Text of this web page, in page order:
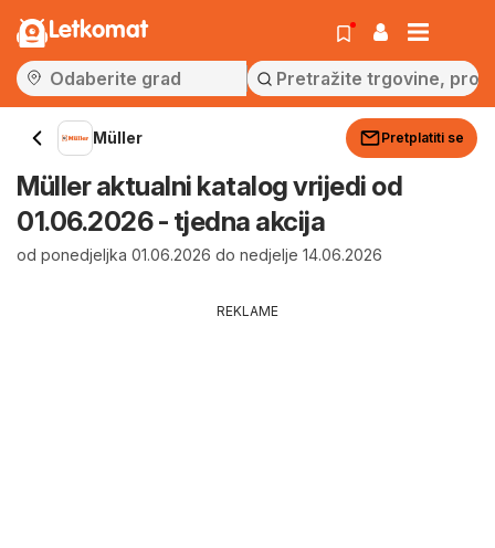
Letkomat
Müller Pretplatiti se
Müller aktualni katalog vrijedi od
01.06.2026 - tjedna akcija
od ponedjeljka 01.06.2026 do nedjelje 14.06.2026
REKLAME